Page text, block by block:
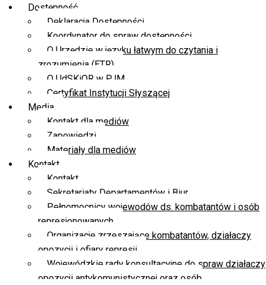
Dostępność
Deklaracja Dostępności
Koordynator do spraw dostępności
O Urzędzie w języku łatwym do czytania i
zrozumienia (ETR)
O UdSKiOR w PJM
Certyfikat Instytucji Słyszącej
Media
Kontakt dla mediów
Zapowiedzi
Materiały dla mediów
Kontakt
Kontakt
Sekretariaty Departamentów i Biur
Pełnomocnicy wojewodów ds. kombatantów i osób
represjonowanych
Organizacje zrzeszające kombatantów, działaczy
opozycji i ofiary represji
Wojewódzkie rady konsultacyjne do spraw działaczy
opozycji antykomunistycznej oraz osób